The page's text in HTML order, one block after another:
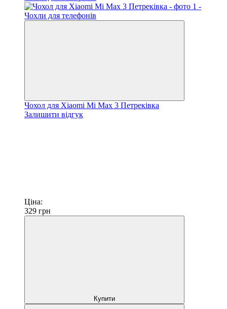
Чохол для Xiaomi Mi Max 3 Петреківка
Залишити відгук
Ціна:
329 грн
Купити